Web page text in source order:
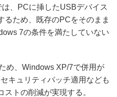
、PCに挿したUSBデバイス
るため、既存のPCをそのまま
7の条件を満たしていない
め、Windows XP/7で併用が
キュリティパッチ適用なども
トの削減が実現する。